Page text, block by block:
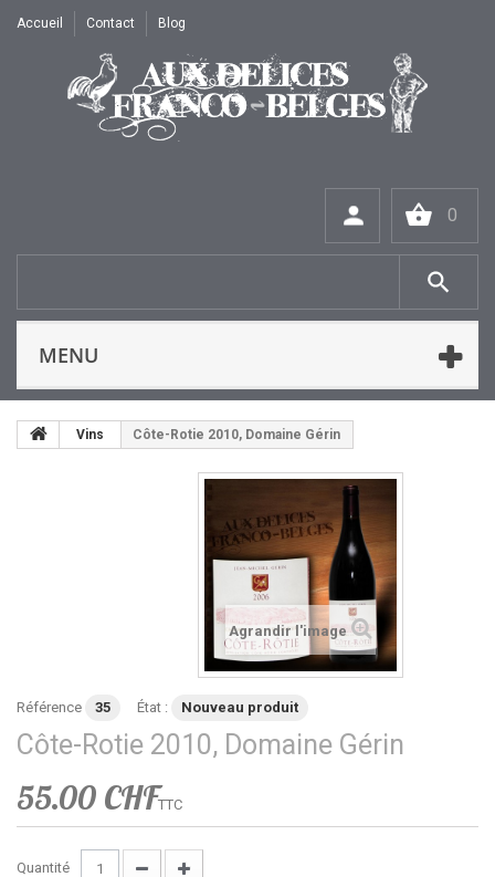
Blog
Contact
Accueil
0
MENU
Vins Côte-Rotie 2010, Domaine Gérin
Agrandir l'image
Référence 35 État : Nouveau produit
Côte-Rotie 2010, Domaine Gérin
55.00 CHFTTC
Quantité